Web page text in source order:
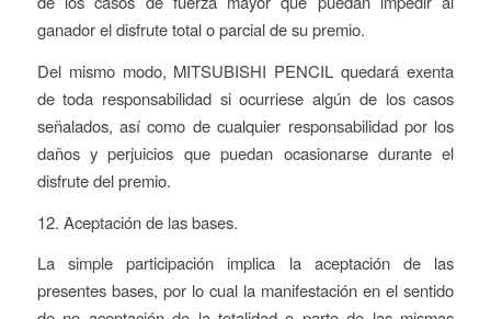
ganador el disfrute total o parcial de su premio.
Del mismo modo, MITSUBISHI PENCIL quedará exenta
de toda responsabilidad si ocurriese algún de los casos
señalados, así como de cualquier responsabilidad por los
daños y perjuicios que puedan ocasionarse durante el
disfrute del premio.
12. Aceptación de las bases.
La simple participación implica la aceptación de las
presentes bases, por lo cual la manifestación en el sentido